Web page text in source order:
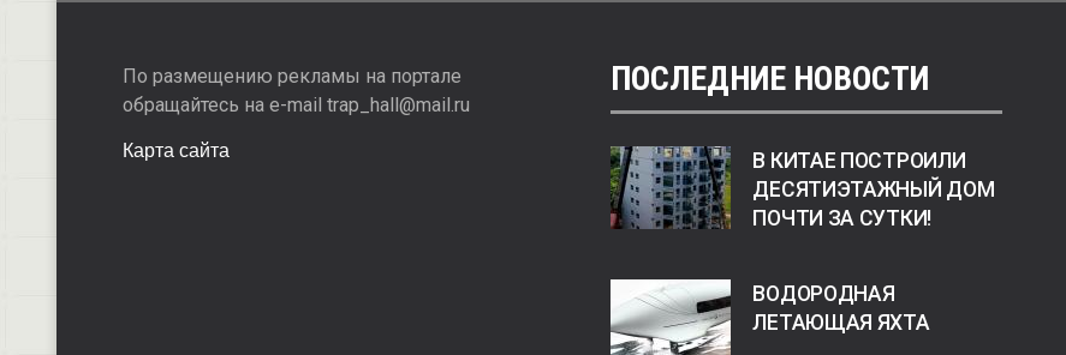
По размещению рекламы на портале
обращайтесь на e-mail trap_hall@mail.ru
Карта сайта
ПОСЛЕДНИЕ НОВОСТИ
В КИТАЕ ПОСТРОИЛИ
ДЕСЯТИЭТАЖНЫЙ ДОМ
ПОЧТИ ЗА СУТКИ!
ВОДОРОДНАЯ
ЛЕТАЮЩАЯ ЯХТА